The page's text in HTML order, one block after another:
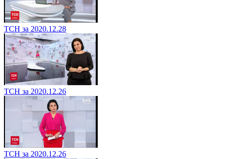
ТСН за 2020.12.28
ТСН за 2020.12.26
ТСН за 2020.12.26